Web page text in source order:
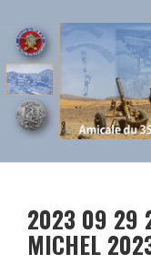
2023 09 29
MICHEL